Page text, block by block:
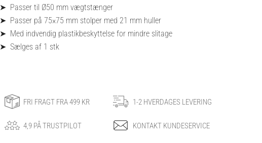
➤ Passer til Ø50 mm vægtstænger
➤ Passer på 75×75 mm stolper med 21 mm huller
➤ Med indvendig plastikbeskyttelse for mindre slitage
➤ Sælges af 1 stk
FRI FRAGT FRA 499 KR 1-2 HVERDAGES LEVERING
4,9 PÅ TRUSTPILOT KONTAKT KUNDESERVICE